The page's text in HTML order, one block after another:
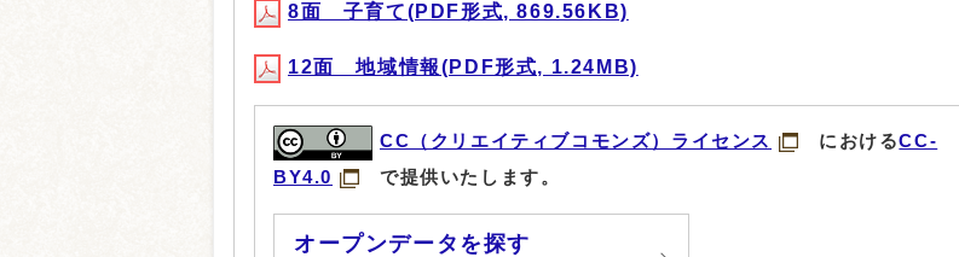
8面 子育て(PDF形式, 869.56KB)
12面 地域情報(PDF形式, 1.24MB)
CC（クリエイティブコモンズ）ライセンス におけるCC-
BY4.0
で提供いたします。
オープンデータを探す